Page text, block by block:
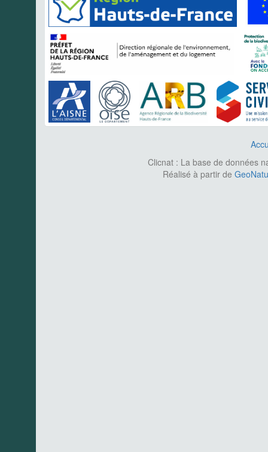
Clicnat : La base de données
Réalisé à partir de